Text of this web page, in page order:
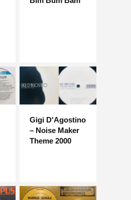
Gigi D'Agostino
– Noise Maker
Theme 2000